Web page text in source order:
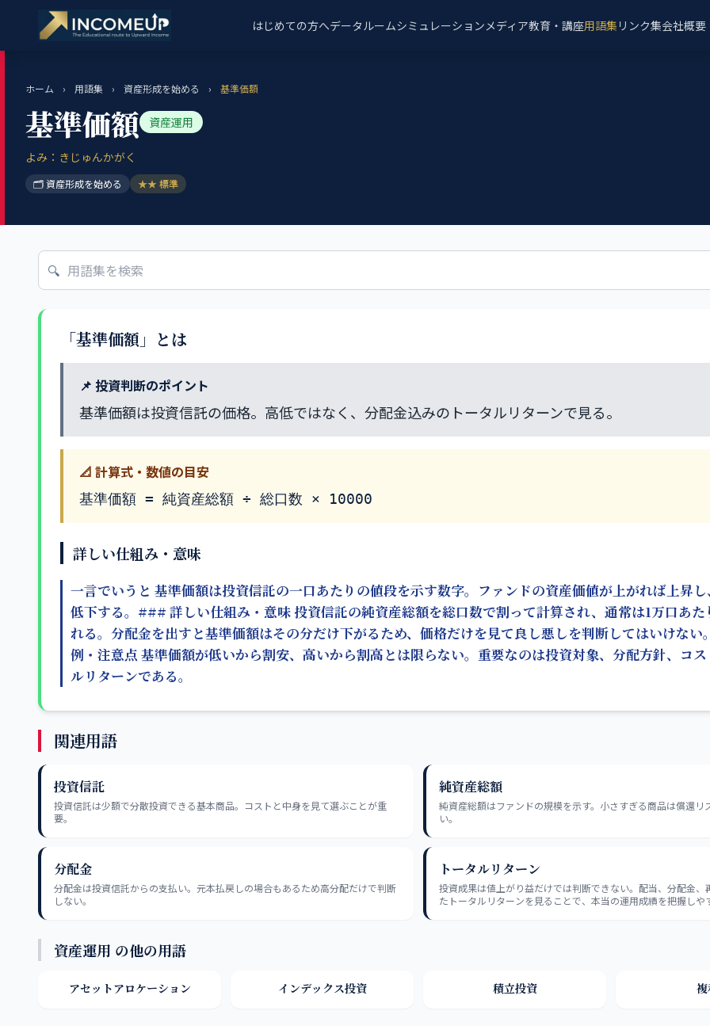
はじめての方へデータルームシミュレーションメディア教育・講座用語集 リンク集会社概要
ホーム › 用語集 › 資産形成を始める › 基準価額
基準価額 資産運用
よみ：きじゅんかがく
🗂 資産形成を始める ★★ 標準
🔍
「基準価額」とは
📌 投資判断のポイント
基準価額は投資信託の価格。高低ではなく、分配金込みのトータルリターンで見る。
📐 計算式・数値の目安
基準価額 = 純資産総額 ÷ 総口数 × 10000
詳しい仕組み・意味
一言でいうと 基準価額は投資信託の一口あたりの値段を示す数字。ファンドの資産価値が上がれば上昇
低下する。### 詳しい仕組み・意味 投資信託の純資産総額を総口数で割って計算され、通常は1万口あた
れる。分配金を出すと基準価額はその分だけ下がるため、価格だけを見て良し悪しを判断してはいけな
例・注意点 基準価額が低いから割安、高いから割高とは限らない。重要なのは投資対象、分配方針、コス
ルリターンである。
関連用語
投資信託
投資信託は少額で分散投資できる基本商品。コストと中身を見て選ぶことが重
要。
純資産総額
純資産総額はファンドの規模を示す。小さすぎる商品は償還リ
い。
分配金
分配金は投資信託からの支払い。元本払戻しの場合もあるため高分配だけで判断
しない。
トータルリターン
投資成果は値上がり益だけでは判断できない。配当、分配金、
たトータルリターンを見ることで、本当の運用成績を把握しや
資産運用 の他の用語
アセットアロケーション インデックス投資 積立投資